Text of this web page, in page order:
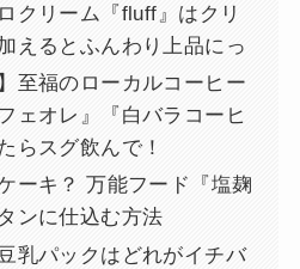
クリーム『fluff』はクリ
えるとふんわり上品にっ
至福のローカルコーヒー
ェオレ』『白バラコーヒ
らスグ飲んで！
ーキ？ 万能フード『塩麹
ンに仕込む方法
乳パックはどれがイチバ